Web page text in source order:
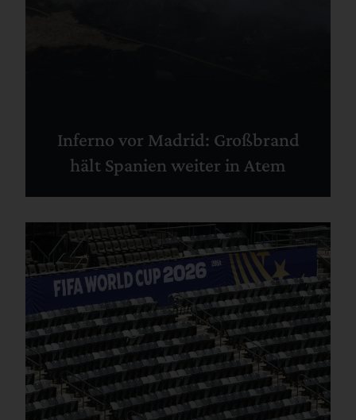
Inferno vor Madrid: Großbrand
hält Spanien weiter in Atem